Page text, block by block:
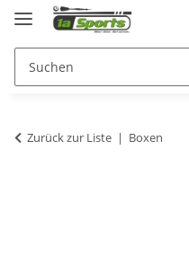
Zurück zur Liste Boxen